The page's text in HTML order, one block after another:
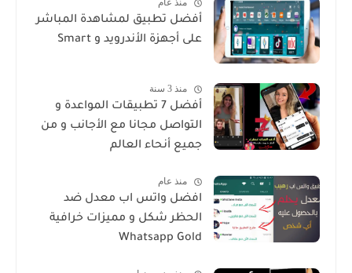
منذ عام
أفضل تطبيق لمشاهدة المباشر
على أجهزة الأندرويد و Smart
منذ 3 سنة
أفضل 7 تطبيقات المواعدة و
التواصل مجانا مع الأجانب و من
جميع أنحاء العالم
منذ عام
افضل واتس اب معدل ضد
الحظر شكل و مميزات خرافية
Whatsapp Gold